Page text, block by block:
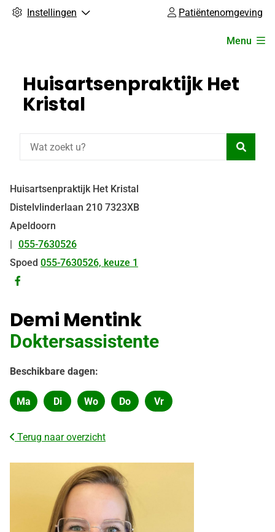
Instellingen Patiëntenomgeving
Menu
Huisartsenpraktijk Het
Kristal
Huisartsenpraktijk Het Kristal
Distelvlinderlaan 210 7323XB
Apeldoorn
Tel:
055-7630526
Spoed 055-7630526, keuze 1
facebook
pagina
Demi Mentink
Doktersassistente
Beschikbare dagen:
Maandag
Ma Dinsdag
Di Woensdag
Wo Donderdag
Do Vrijdag
Vr
Terug naar overzicht